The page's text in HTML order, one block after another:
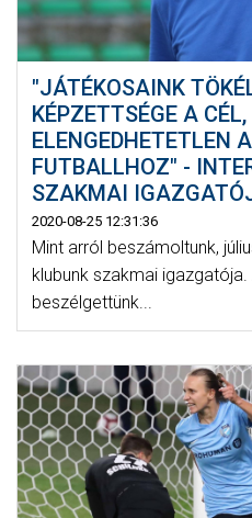
"JÁTÉKOSAINK
KÉPZETTSÉGE A CÉL,
ELENGEDHETETLEN
FUTBALLHOZ" -
SZAKMAI
2020-08-25 12:31:36
Mint arról beszámoltunk,
klubunk szakmai
beszélgettünk...